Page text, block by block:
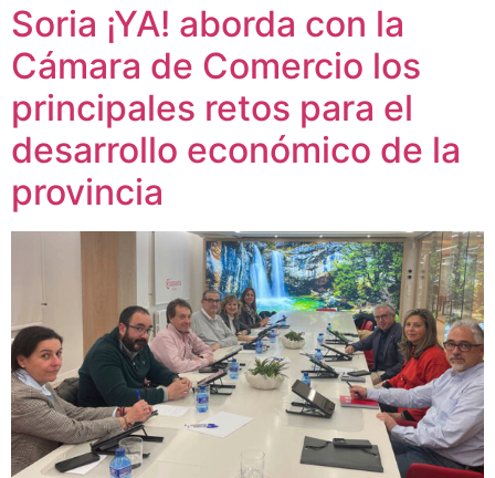
Soria ¡YA! aborda con la
Cámara de Comercio los
principales retos para el
desarrollo económico de la
provincia